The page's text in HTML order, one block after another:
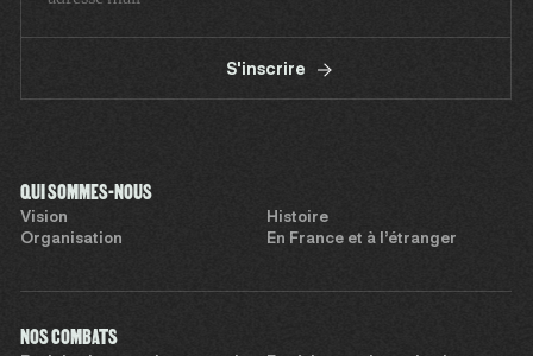
S'inscrire
QUI SOMMES-NOUS
Vision
Histoire
Organisation
En France et à l’étranger
NOS COMBATS